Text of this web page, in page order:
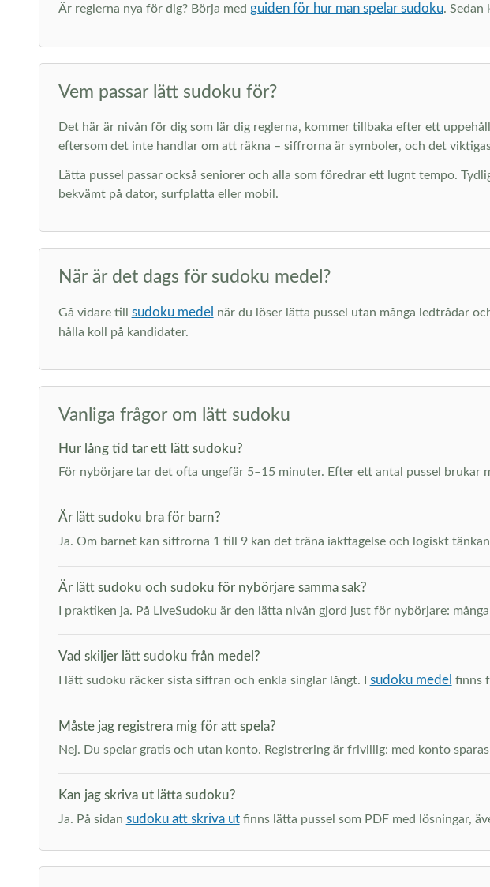
Är reglerna nya för dig? Börja med guiden för hur man spelar sudoku. Sedan
Vem passar lätt sudoku för?
Det här är nivån för dig som lär dig reglerna, kommer tillbaka efter ett
eftersom det inte handlar om att räkna – siffrorna är symboler, och det
Lätta pussel passar också seniorer och alla som föredrar ett lugnt tempo.
bekvämt på dator, surfplatta eller mobil.
När är det dags för sudoku medel?
Gå vidare till sudoku medel när du löser lätta pussel utan många ledtrådar
hålla koll på kandidater.
Vanliga frågor om lätt sudoku
Hur lång tid tar ett lätt sudoku?
För nybörjare tar det ofta ungefär 5–15 minuter. Efter ett antal pussel
Är lätt sudoku bra för barn?
Ja. Om barnet kan siffrorna 1 till 9 kan det träna iakttagelse och logiskt
Är lätt sudoku och sudoku för nybörjare samma sak?
I praktiken ja. På LiveSudoku är den lätta nivån gjord just för nybörjare:
Vad skiljer lätt sudoku från medel?
I lätt sudoku räcker sista siffran och enkla singlar långt. I sudoku medel finns
Måste jag registrera mig för att spela?
Nej. Du spelar gratis och utan konto. Registrering är frivillig: med konto
Kan jag skriva ut lätta sudoku?
Ja. På sidan sudoku att skriva utfinns lätta pussel som PDF med lösningar,